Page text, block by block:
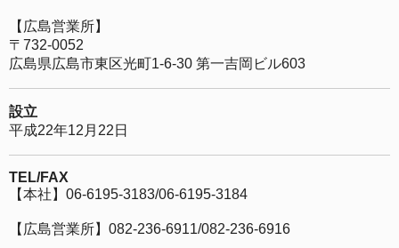
【広島営業所】
〒732-0052
広島県広島市東区光町1-6-30 第一吉岡ビル603
設立
平成22年12月22日
TEL/FAX
【本社】06-6195-3183/06-6195-3184
【広島営業所】082-236-6911/082-236-6916